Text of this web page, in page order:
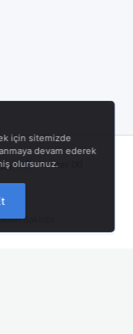
|
Twitter (X)
Saklıdır.
için sitemizde
devam ederek
olursunuz.